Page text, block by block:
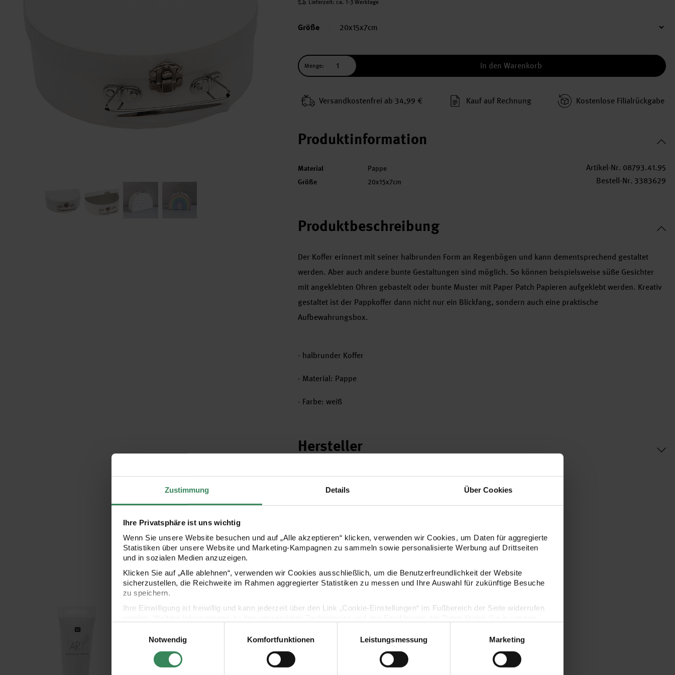
Zustimmung Details Über Cookies
Ihre Privatsphäre ist uns wichtig
Wenn Sie unsere Website besuchen und auf „Alle akzeptieren“ klicken, verwenden wir Cookies, um Daten für aggregierte
Statistiken über unsere Website und Marketing-Kampagnen zu sammeln sowie personalisierte Werbung auf Drittseiten
und in sozialen Medien anzuzeigen.
Klicken Sie auf „Alle ablehnen“, verwenden wir Cookies ausschließlich, um die Benutzerfreundlichkeit der Website
sicherzustellen, die Reichweite im Rahmen aggregierter Statistiken zu messen und Ihre Auswahl für zukünftige Besuche
zu speichern.
Ihre Einwilligung ist freiwillig und kann jederzeit über den Link „Cookie-Einstellungen“ im Fußbereich der Seite widerrufen
Impressum
Datenschutz Vertrag widerrufen
Notwendig
Komfortfunktionen Leistungsmessung Marketing
Lieferzeit: ca. 1-3 Werktage
Größe
Menge: In den Warenkorb
Versand­kosten­frei ab 34,99 € Kauf auf Rechnung Kosten­lose Filial­rückgabe
Produktinformation
Material Pappe
Größe 20x15x7cm
Artikel-Nr. 08793.41.95
Bestell-Nr. 3383629
Produktbeschreibung
Der Koffer erinnert mit seiner halbrunden Form an Regenbögen und kann dementsprechend gestaltet
werden. Aber auch andere bunte Gestaltungen sind möglich. So können beispielsweise süße Gesichter
mit angeklebten Ohren gebastelt oder bunte Muster mit Paper Patch Papieren aufgeklebt werden. Kreativ
gestaltet ist der Pappkoffer dann nicht nur ein Blickfang, sondern auch eine praktische
Aufbewahrungsbox.
- halbrunder Koffer
- Material: Pappe
- Farbe: weiß
Hersteller
Kaufempfehlung
Pinsel Art School Set Paper Poetry Paper Patch Papier Bienen 30x42cmPaper Patch Papier Wonderland pink 30x42cm